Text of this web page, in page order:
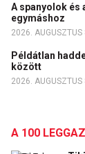
A spanyolok és
egymáshoz
2026. AUGUSZTUS
Példátlan
között
2026. AUGUSZTUS
A 100